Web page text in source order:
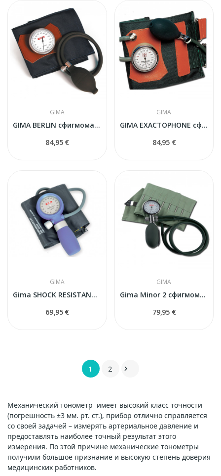
GIMA
GIMA BERLIN сфигмоманометр
84,95 €
GIMA
GIMA EXACTOPHONE сфигмоманометр
84,95 €
GIMA
Gima SHOCK RESISTANTсфигмоманометр
69,95 €
GIMA
Gima Minor 2 сфигмоманометр
79,95 €
1 2 
Механический тонометр имеет высокий класс точности
(погрешность ±3 мм. рт. ст.), прибор отлично справляется
со своей задачей – измерять артериальное давление и
предоставлять наиболее точный результат этого
измерения. По этой причине механические тонометры
получили большое признание и высокую степень доверия
медицинских работников.